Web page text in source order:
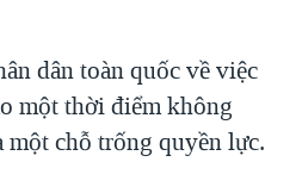
Ở VIỆT NAM
TẠI VIỆT NAM
PHỦ VIỆT NAM
dân toàn quốc về việc
một thời điểm không
chỗ trống quyền lực.